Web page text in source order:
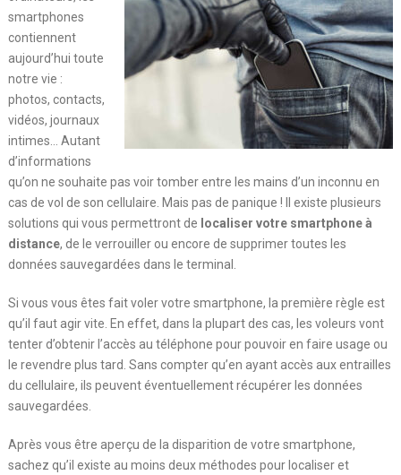
smartphones
contiennent
aujourd’hui toute
notre vie :
photos, contacts,
vidéos, journaux
intimes… Autant
d’informations
qu’on ne souhaite pas voir tomber entre les mains d’un inconnu en
cas de vol de son cellulaire. Mais pas de panique ! Il existe plusieurs
solutions qui vous permettront de localiser votre smartphone à
distance, de le verrouiller ou encore de supprimer toutes les
données sauvegardées dans le terminal.
Si vous vous êtes fait voler votre smartphone, la première règle est
qu’il faut agir vite. En effet, dans la plupart des cas, les voleurs vont
tenter d’obtenir l’accès au téléphone pour pouvoir en faire usage ou
le revendre plus tard. Sans compter qu’en ayant accès aux entrailles
du cellulaire, ils peuvent éventuellement récupérer les données
sauvegardées.
Après vous être aperçu de la disparition de votre smartphone,
sachez qu’il existe au moins deux méthodes pour localiser et